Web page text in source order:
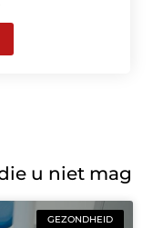
u niet mag
GEZONDHEID